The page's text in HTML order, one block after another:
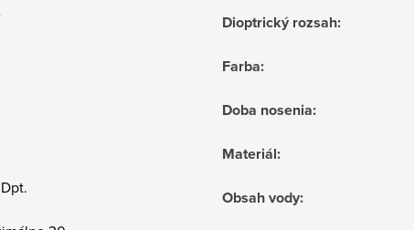
Dioptrický rozsah:
Farba:
Doba nosenia:
Materiál:
Obsah vody: